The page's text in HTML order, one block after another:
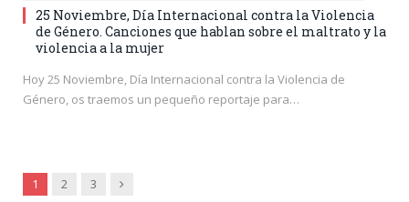
25 Noviembre, Día Internacional contra la Violencia
de Género. Canciones que hablan sobre el maltrato y la
violencia a la mujer
Hoy 25 Noviembre, Día Internacional contra la Violencia de
Género, os traemos un pequeño reportaje para…
1 2 3 Siguiente